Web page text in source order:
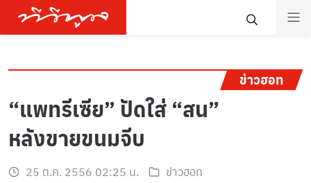
ข่าวฮอท
“แพทรีเซีย” ปัดใส่ “สน”
หลังขายขนมจีบ
25 ต.ค. 2556 02:25 น. ข่าวฮอท